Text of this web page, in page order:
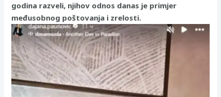
godina razveli, njihov odnos danas je primjer
međusobnog poštovanja i zrelosti.